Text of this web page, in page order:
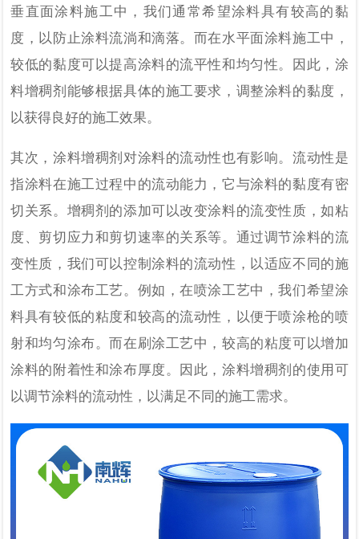
垂直面涂料施工中，我们通常希望涂料具有较高的黏
度，以防止涂料流淌和滴落。而在水平面涂料施工中，
较低的黏度可以提高涂料的流平性和均匀性。因此，涂
料增稠剂能够根据具体的施工要求，调整涂料的黏度，
以获得良好的施工效果。
其次，涂料增稠剂对涂料的流动性也有影响。流动性是
指涂料在施工过程中的流动能力，它与涂料的黏度有密
切关系。增稠剂的添加可以改变涂料的流变性质，如粘
度、剪切应力和剪切速率的关系等。通过调节涂料的流
变性质，我们可以控制涂料的流动性，以适应不同的施
工方式和涂布工艺。例如，在喷涂工艺中，我们希望涂
料具有较低的粘度和较高的流动性，以便于喷涂枪的喷
射和均匀涂布。而在刷涂工艺中，较高的粘度可以增加
涂料的附着性和涂布厚度。因此，涂料增稠剂的使用可
以调节涂料的流动性，以满足不同的施工需求。